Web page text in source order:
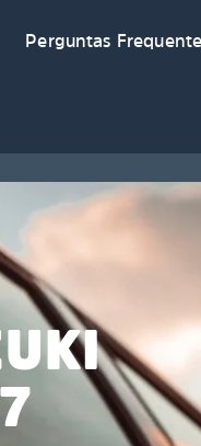
Perguntas